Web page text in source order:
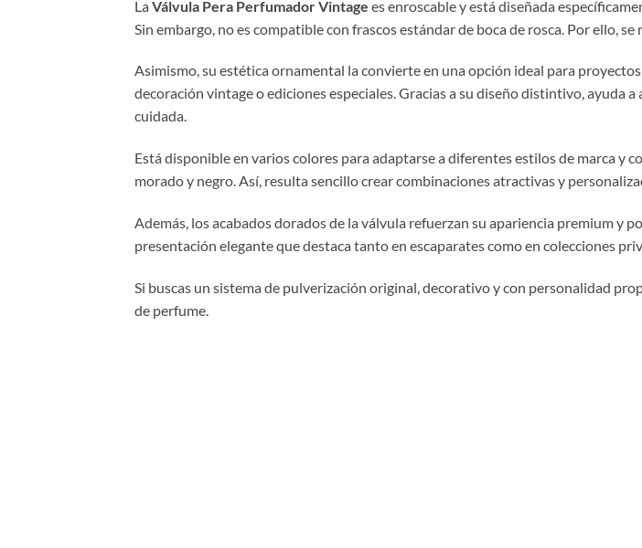
LaVálvula Pera Perfumador Vintage es enroscable y está diseñada
Sin embargo, no es compatible con frascos estándar de boca de rosca. Por ello,
Asimismo, su estética ornamental la convierte en una opción ideal para
decoración vintage o ediciones especiales. Gracias a su diseño distintivo,
cuidada.
Está disponible en varios colores para adaptarse a diferentes estilos de marca y
morado y negro. Así, resulta sencillo crear combinaciones atractivas y
Además, los acabados dorados de la válvula refuerzan su apariencia premium y
presentación elegante que destaca tanto en escaparates como en colecciones
Si buscas un sistema de pulverización original, decorativo y con personalidad
de perfume.